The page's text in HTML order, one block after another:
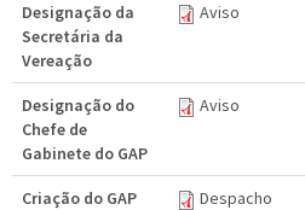
Designação da
Secretária da
Vereação
Aviso
Designação do
Chefe de
Gabinete do GAP
Aviso
Criação do GAP Despacho